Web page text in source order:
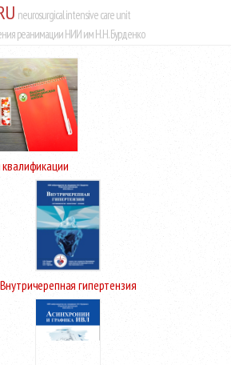
neurosurgical intensive care unit
реанимации НИИ им Н.Н. Бурденко
Внутричерепная гипертензия